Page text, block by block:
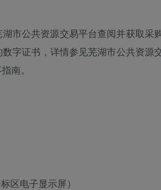
市公共资源交易平台查阅并获取采
字证书，详情参见芜湖市公共资源
南。
区电子显示屏）